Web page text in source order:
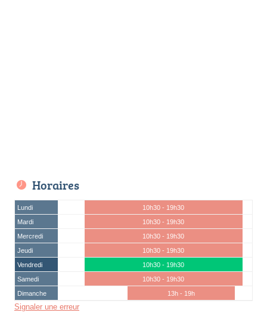
Horaires
Lundi
10h30 - 19h30
Mardi
10h30 - 19h30
Mercredi
10h30 - 19h30
Jeudi
10h30 - 19h30
Vendredi
10h30 - 19h30
Samedi
10h30 - 19h30
Dimanche
13h - 19h
Signaler une erreur